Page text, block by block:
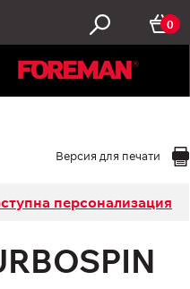
0
Версия для печати
персонализация